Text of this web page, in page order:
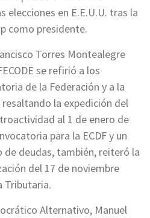
elecciones en E.E.U.U. tras la
como presidente.
Torres Montealegre
se refirió a los
de la Federación y a la
la expedición del
al 1 de enero de
para la ECDF y un
de deudas, también, reiteró la
del 17 de noviembre
Tributaria.
Alternativo, Manuel